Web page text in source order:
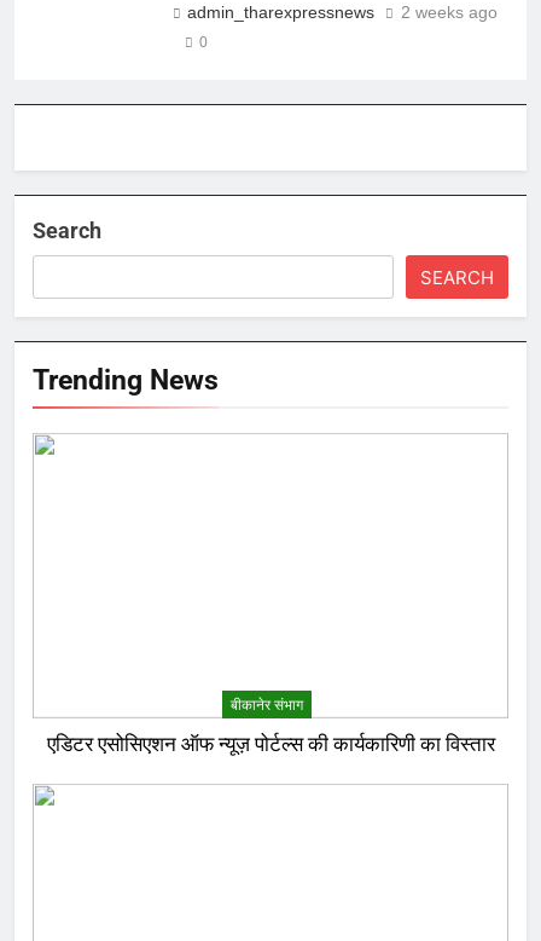
admin_tharexpressnews 2 weeks ago
0
Search
SEARCH
Trending News
बीकानेर संभाग
एडिटर एसोसिएशन ऑफ न्यूज़ पोर्टल्स की कार्यकारिणी का विस्तार